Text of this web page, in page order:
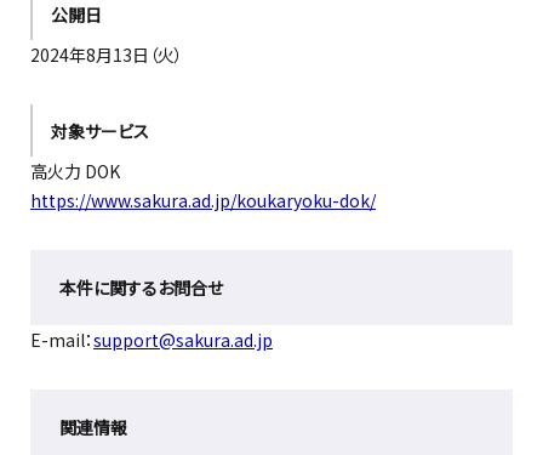
公開日
2024年8月13日（火）
対象サービス
高火力 DOK
https://www.sakura.ad.jp/koukaryoku-dok/
本件に関するお問合せ
E-mail：support@sakura.ad.jp
関連情報